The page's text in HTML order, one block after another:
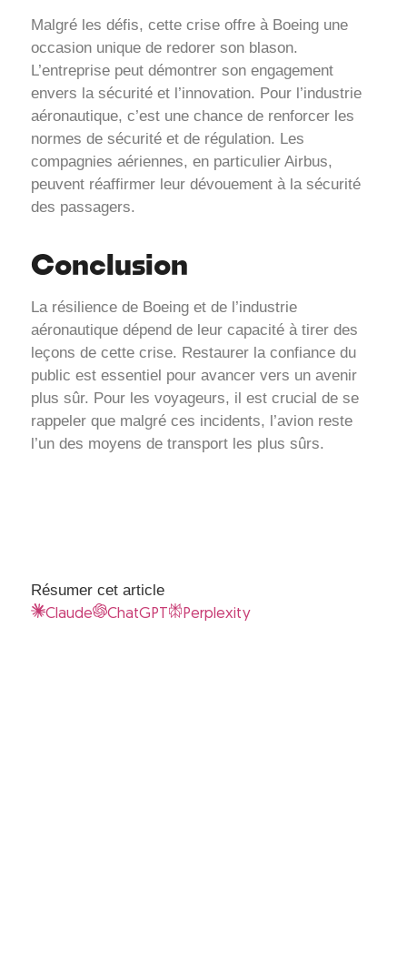
Malgré les défis, cette crise offre à Boeing une
occasion unique de redorer son blason.
L’entreprise peut démontrer son engagement
envers la sécurité et l’innovation. Pour l’industrie
aéronautique, c’est une chance de renforcer les
normes de sécurité et de régulation. Les
compagnies aériennes, en particulier Airbus,
peuvent réaffirmer leur dévouement à la sécurité
des passagers.
Conclusion
La résilience de Boeing et de l’industrie
aéronautique dépend de leur capacité à tirer des
leçons de cette crise. Restaurer la confiance du
public est essentiel pour avancer vers un avenir
plus sûr. Pour les voyageurs, il est crucial de se
rappeler que malgré ces incidents, l’avion reste
l’un des moyens de transport les plus sûrs.
Résumer cet article
Claude ChatGPT Perplexity